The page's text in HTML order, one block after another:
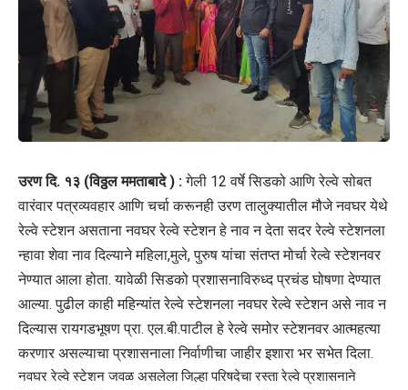
उरण दि. १३ (विठ्ठल ममताबादे ) :गेली 12 वर्षे सिडको आणि रेल्वे सोबत
वारंवार पत्रव्यवहार आणि चर्चा करूनही उरण तालुक्यातील मौजे नवघर येथे
रेल्वे स्टेशन असताना नवघर रेल्वे स्टेशन हे नाव न देता सदर रेल्वे स्टेशनला
न्हावा शेवा नाव दिल्याने महिला,मुले, पुरुष यांचा संतप्त मोर्चा रेल्वे स्टेशनवर
नेण्यात आला होता. यावेळी सिडको प्रशासनाविरुध्द प्रचंड घोषणा देण्यात
आल्या. पुढील काही महिन्यांत रेल्वे स्टेशनला नवघर रेल्वे स्टेशन असे नाव न
दिल्यास रायगडभूषण प्रा. एल.बी.पाटील हे रेल्वे समोर स्टेशनवर आत्महत्या
करणार ‌असल्याचा प्रशासनाला निर्वाणीचा जाहीर इशारा भर सभेत दिला.
नवघर रेल्वे स्टेशन जवळ असलेला जिल्हा परिषदेचा रस्ता रेल्वे प्रशासनाने